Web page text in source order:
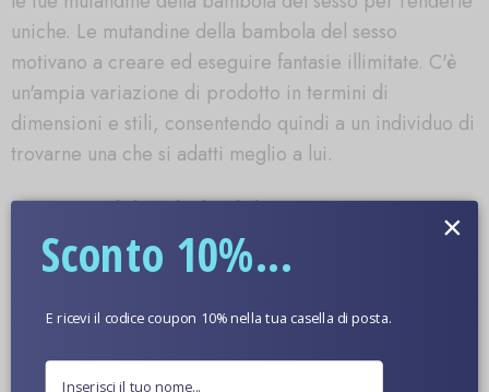
uniche. Le mutandine della bambola del sesso
motivano a creare ed eseguire fantasie illimitate. C'è
un'ampia variazione di prodotto in termini di
dimensioni e stili, consentendo quindi a un individuo di
trovarne una che si adatti meglio a lui.
Immagini di bambole del sesso
Sconto 10%...
E ricevi il codice coupon 10% nella tua casella di posta.
×